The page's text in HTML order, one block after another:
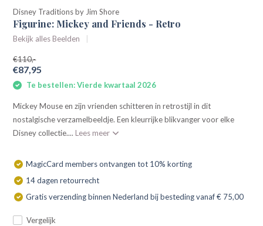
Disney Traditions by Jim Shore
Figurine: Mickey and Friends - Retro
Bekijk alles Beelden
€110,-
€87,95
Te bestellen: Vierde kwartaal 2026
Mickey Mouse en zijn vrienden schitteren in retrostijl in dit
nostalgische verzamelbeeldje. Een kleurrijke blikvanger voor elke
Disney collectie.... Lees meer
MagicCard members ontvangen tot 10% korting
14 dagen retourrecht
Gratis verzending binnen Nederland bij besteding vanaf € 75,00
Vergelijk